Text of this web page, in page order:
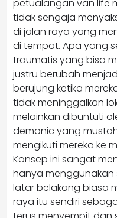
petualangan van life
tidak sengaja
di jalan raya yang
di tempat. Apa yang
traumatis yang bisa
justru berubah
berujung ketika
tidak meninggalkan
melainkan dibuntuti
demonic yang
mengikuti mereka ke
Konsep ini sangat
hanya
latar belakang biasa
raya itu sendiri